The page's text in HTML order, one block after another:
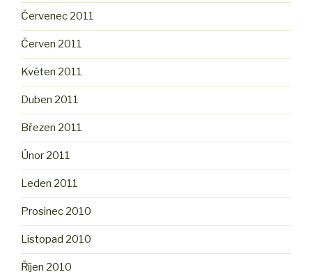
Červenec 2011
Červen 2011
Květen 2011
Duben 2011
Březen 2011
Únor 2011
Leden 2011
Prosinec 2010
Listopad 2010
Říjen 2010